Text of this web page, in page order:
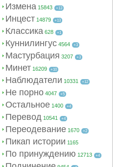
Измена 15843 +13
Инцест 14879 +13
Классика 628 +1
Куннилингус 4564 +3
Мастурбация 3207 +3
Минет 16209 +10
Наблюдатели 10331 +12
Не порно 4047 +5
Остальное 1400 +4
Перевод 10541 +4
Переодевание 1670 +2
Пикап истории 1165
По принуждению 12713 +4